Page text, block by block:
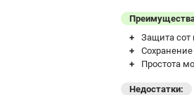
Защита сот
Простота
Недостатки: